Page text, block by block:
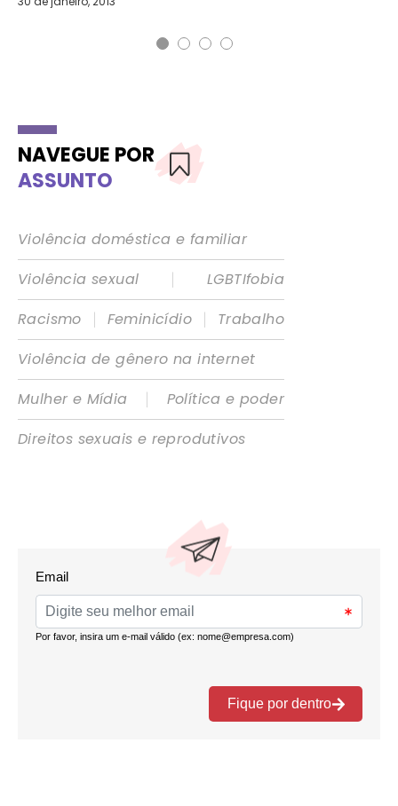
NAVEGUE POR
ASSUNTO
Violência doméstica e familiar
Violência sexual
|
LGBTIfobia
Racismo
| Feminicídio |
Trabalho
Violência de gênero na internet
Mulher e Mídia
|
Política e poder
Direitos sexuais e reprodutivos